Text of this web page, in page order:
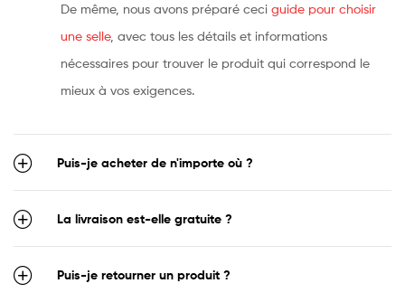
De même, nous avons préparé ceci guide pour choisir
une selle, avec tous les détails et informations
nécessaires pour trouver le produit qui correspond le
mieux à vos exigences.
Puis-je acheter de n'importe où ?
La livraison est-elle gratuite ?
Puis-je retourner un produit ?